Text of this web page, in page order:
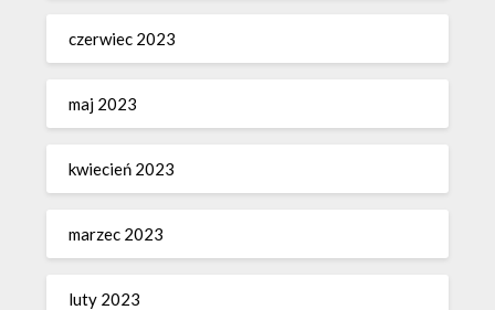
czerwiec 2023
maj 2023
kwiecień 2023
marzec 2023
luty 2023